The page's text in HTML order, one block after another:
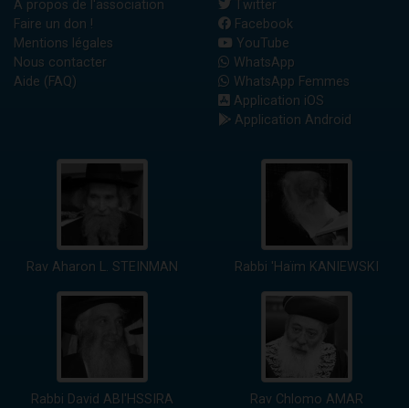
A propos de l'association
Faire un don !
Mentions légales
Nous contacter
Aide (FAQ)
Twitter
Facebook
YouTube
WhatsApp
WhatsApp Femmes
Application iOS
Application Android
Rav Aharon L. STEINMAN Rabbi 'Haïm KANIEWSKI
Rabbi David ABI'HSSIRA Rav Chlomo AMAR